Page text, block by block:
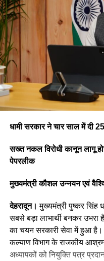
धामी सरकार ने चार साल में दी
सख्त नकल विरोधी कानून लागू
पेपरलीक
मुख्यमंत्री कौशल उन्नयन एवं
देहरादून। मुख्यमंत्री पुष्कर सिंह
सबसे बड़ा लाभार्थी बनकर उभरा
का चयन सरकारी सेवा में हुआ है।
कल्याण विभाग के राजकीय आश्रम
अध्यापकों को नियुक्ति पत्र